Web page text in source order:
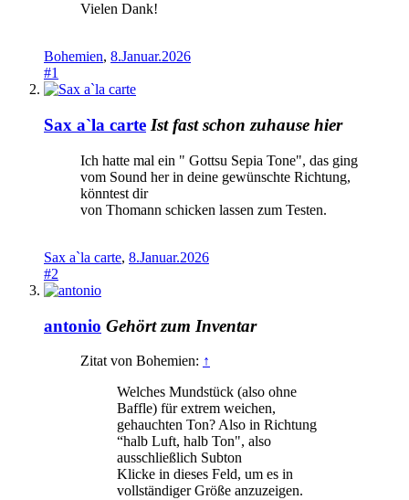
Vielen Dank!
Bohemien, 8.Januar.2026
#1
Sax a`la carte Ist fast schon zuhause hier
Ich hatte mal ein " Gottsu Sepia Tone", das ging
vom Sound her in deine gewünschte Richtung,
könntest dir
von Thomann schicken lassen zum Testen.
Sax a`la carte, 8.Januar.2026
#2
antonio Gehört zum Inventar
Zitat von Bohemien: ↑
Welches Mundstück (also ohne
Baffle) für extrem weichen,
gehauchten Ton? Also in Richtung
“halb Luft, halb Ton", also
ausschließlich Subton
Klicke in dieses Feld, um es in
vollständiger Größe anzuzeigen.